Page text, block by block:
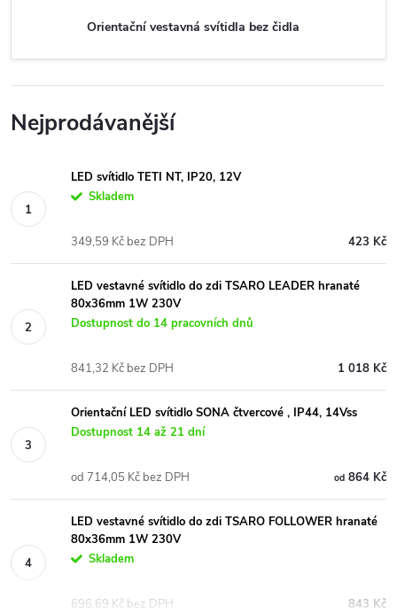
Orientační vestavná svítidla bez čidla
Nejprodávanější
LED svítidlo TETI NT, IP20, 12V
Skladem
423 Kč
349,59 Kč bez DPH
LED vestavné svítidlo do zdi TSARO LEADER hranaté
80x36mm 1W 230V
Dostupnost do 14 pracovních dnů
1 018 Kč
841,32 Kč bez DPH
Orientační LED svítidlo SONA čtvercové , IP44, 14Vss
Dostupnost 14 až 21 dní
od864 Kč
od 714,05 Kč bez DPH
LED vestavné svítidlo do zdi TSARO FOLLOWER hranaté
80x36mm 1W 230V
Skladem
843 Kč
696,69 Kč bez DPH